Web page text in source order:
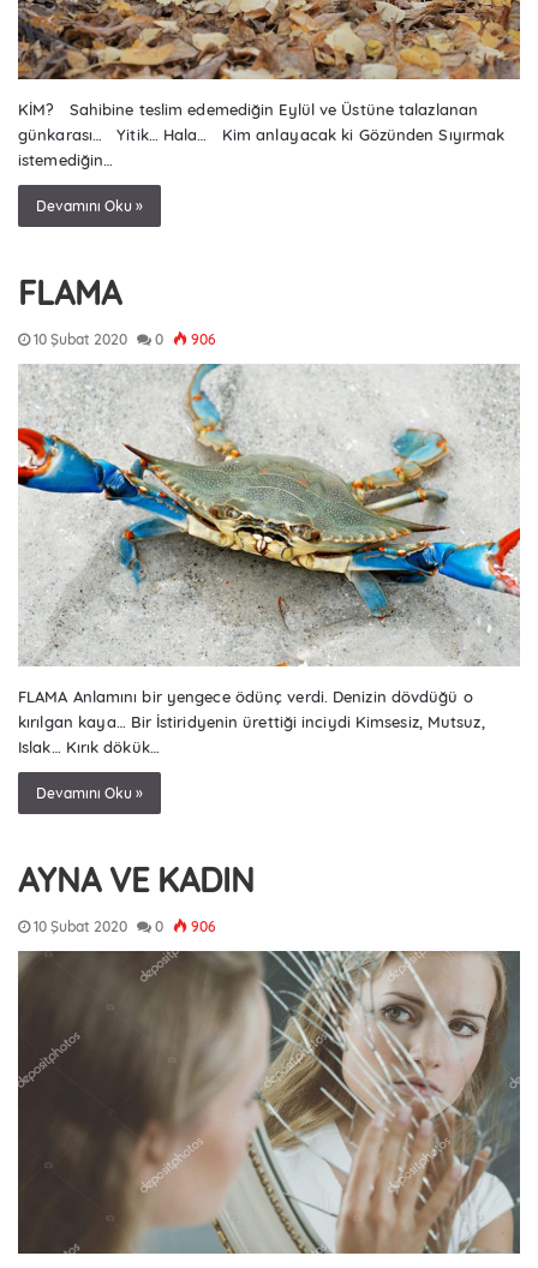
KİM? Sahibine teslim edemediğin Eylül ve Üstüne talazlanan
günkarası… Yitik… Hala… Kim anlayacak ki Gözünden Sıyırmak
istemediğin…
Devamını Oku »
FLAMA
10 Şubat 2020 0 906
FLAMA Anlamını bir yengece ödünç verdi. Denizin dövdüğü o
kırılgan kaya… Bir İstiridyenin ürettiği inciydi Kimsesiz, Mutsuz,
Islak… Kırık dökük…
Devamını Oku »
AYNA VE KADIN
10 Şubat 2020 0 906